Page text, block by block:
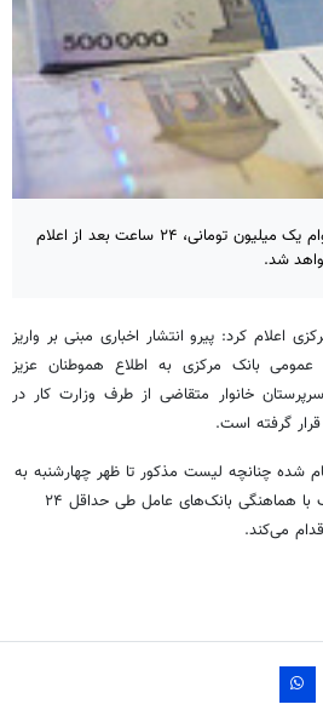
بانک مرکزی اعلام کرد: واریز وام یک میلیون تومانی، ۲۴ ساعت بعد از اعلام
شد.
اعلام کرد: پیرو انتشار اخباری مبنی بر واریز
عمومی بانک مرکزی به اطلاع هموطنان عزیز
خانوار متقاضی از طرف وزارت کار در
قرار گرفته است.
شده چنانچه لیست مذکور تا ظهر چهارشنبه به
بانک مرکزی ارسال شود، این بانک با هماهنگی بانک‌های عامل طی حداقل ۲۴
می‌کند.